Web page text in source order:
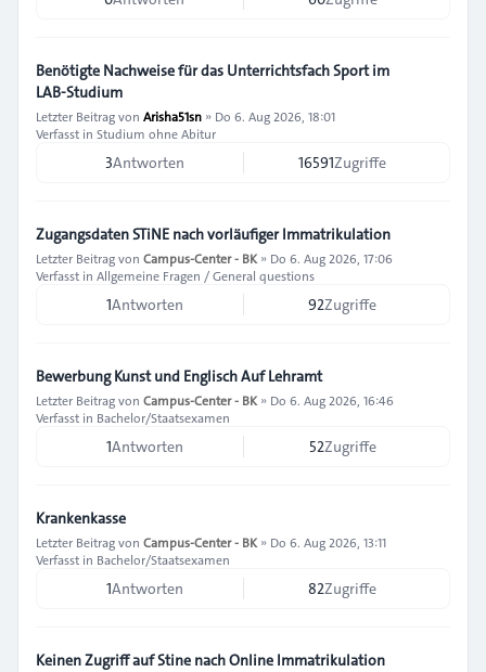
Benötigte Nachweise für das Unterrichtsfach Sport im
LAB‑Studium
Letzter Beitrag von Arisha51sn » Do 6. Aug 2026, 18:01
Verfasst in Studium ohne Abitur
3Antworten 16591Zugriffe
Zugangsdaten STiNE nach vorläufiger Immatrikulation
Letzter Beitrag von Campus-Center - BK» Do 6. Aug 2026, 17:06
Verfasst in Allgemeine Fragen / General questions
1Antworten 92Zugriffe
Bewerbung Kunst und Englisch Auf Lehramt
Letzter Beitrag von Campus-Center - BK» Do 6. Aug 2026, 16:46
Verfasst in Bachelor/Staatsexamen
1Antworten 52Zugriffe
Krankenkasse
Letzter Beitrag von Campus-Center - BK» Do 6. Aug 2026, 13:11
Verfasst in Bachelor/Staatsexamen
1Antworten 82Zugriffe
Keinen Zugriff auf Stine nach Online Immatrikulation